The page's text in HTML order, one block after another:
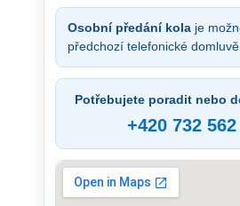
Osobní předání kola je
předchozí telefonické domluvě.
Potřebujete poradit nebo
+420 732